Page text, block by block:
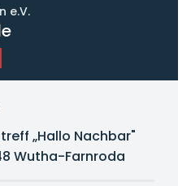
e.V.
„Hallo Nachbar"
Wutha-Farnroda